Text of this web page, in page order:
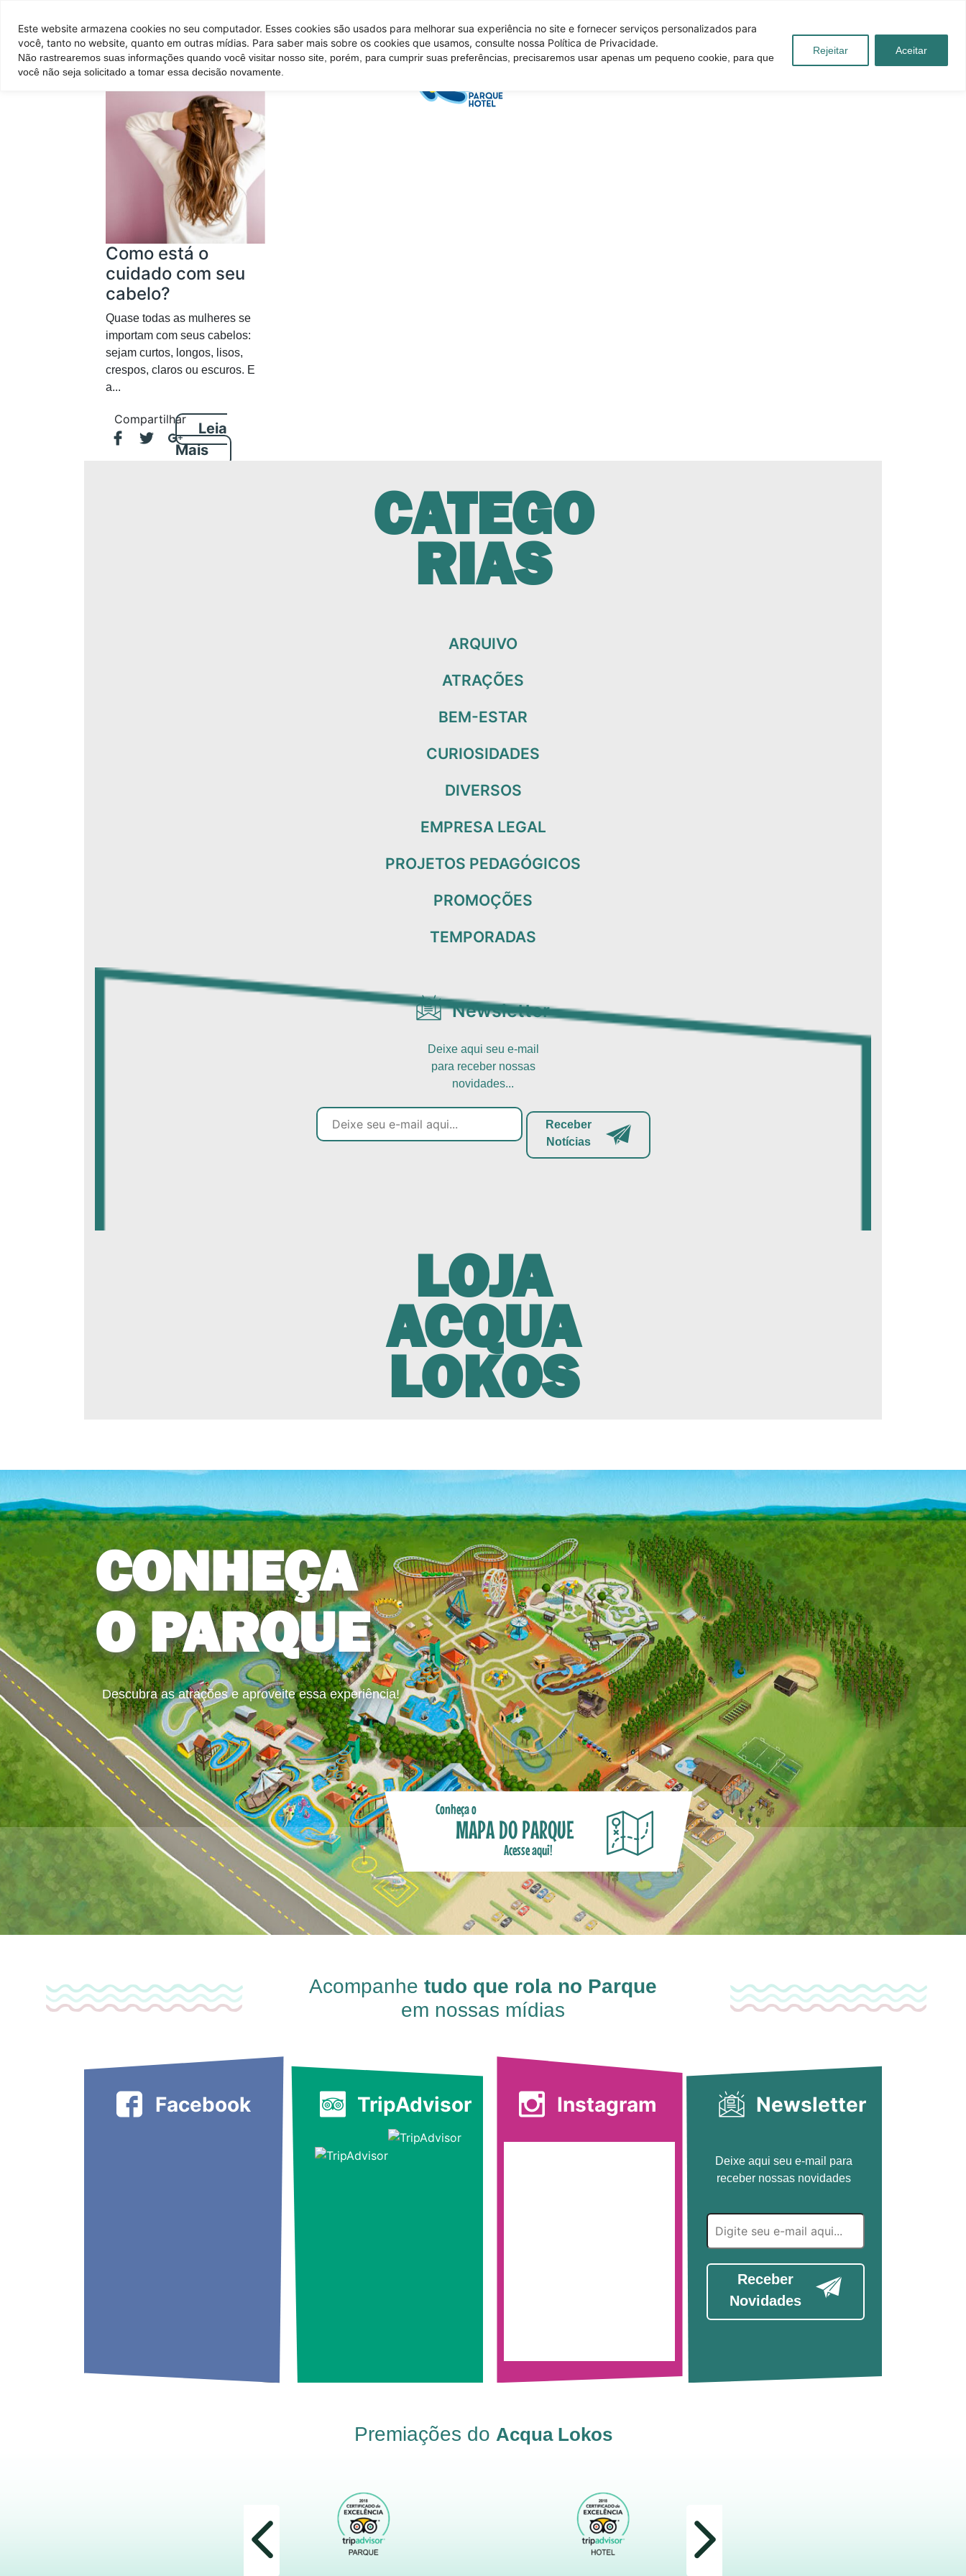
Este website armazena cookies no seu computador. Esses cookies são usados ​​para melhorar sua experiência no site e fornecer serviços personalizados para
você, tanto no website, quanto em outras mídias. Para saber mais sobre os cookies que usamos, consulte nossa Política de Privacidade.
Não rastrearemos suas informações quando você visitar nosso site, porém, para cumprir suas preferências, precisaremos usar apenas um pequeno cookie, para que
você não seja solicitado a tomar essa decisão novamente.
Rejeitar Aceitar
Parque Hotel Atrações Tire suas dúvidas Blog Contato
Como está o
cuidado com seu
cabelo?
Quase todas as mulheres se
importam com seus cabelos:
sejam curtos, longos, lisos,
crespos, claros ou escuros. E
a...
Compartilhar
Leia
Mais
CATEGO
RIAS
ARQUIVO
ATRAÇÕES
BEM-ESTAR
CURIOSIDADES
DIVERSOS
EMPRESA LEGAL
PROJETOS PEDAGÓGICOS
PROMOÇÕES
TEMPORADAS
Newsletter
Deixe aqui seu e-mail
para receber nossas
novidades...
Receber
Notícias
LOJA
ACQUA
LOKOS
CONHEÇA
O PARQUE
Descubra as atrações e aproveite essa experiência!
Conheça o
MAPA DO PARQUE
Acesse aqui!
Acompanhe tudo que rola no Parque
em nossas mídias
Facebook TripAdvisor Instagram Newsletter
Deixe aqui seu e-mail para
receber nossas novidades
Receber
Novidades
Premiações do Acqua Lokos